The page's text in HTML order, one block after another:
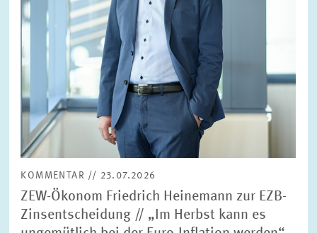
KOMMENTAR // 23.07.2026
ZEW-Ökonom Friedrich Heinemann zur EZB-
Zinsentscheidung // „Im Herbst kann es